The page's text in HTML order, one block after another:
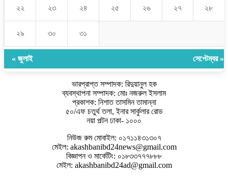
২২ ২৩ ২৪ ২৫ ২৬ ২৭ ২৮
২৯ ৩০ ৩১
« জুলাই সেপ্টেম্বর »
ভারপ্রাপ্ত সম্পাদক: রিদুয়ানুল হক
ব্যবস্থাপনা সম্পাদক: মোঃ নজরুল ইসলাম
প্রকাশক: নিশাত তাসমিন তামান্না
৫০/এফ চতুর্থ তলা, ইনার সার্কুলার রোড
নয়া পল্টন ঢাকা- ১০০০
নিউজ রুম মোবাইল: ০১৭১১৪৩১৩০৭
মেইল: akashbanibd24news@gmail.com
বিজ্ঞাপন ও মার্কেটিং: ০১৮৩৩৭৭৭৮৮৮
মেইল: akashbanibd24ad@gmail.com